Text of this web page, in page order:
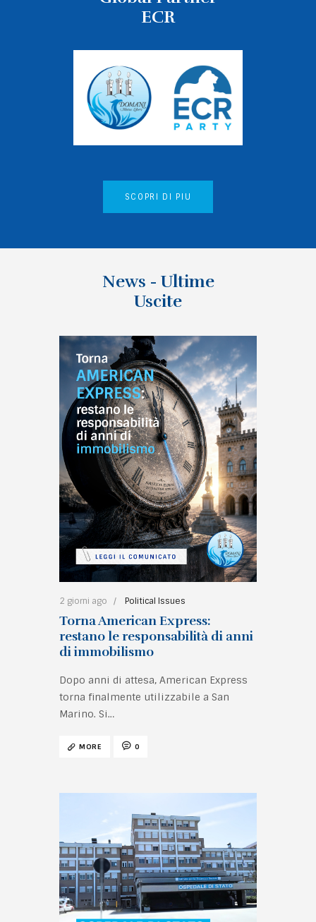
ECR
SCOPRI DI PIU
News - Ultime
Uscite
Torna American Express:
restano le responsabilità di anni
di immobilismo
2 giorni ago Political Issues
Dopo anni di attesa, American Express
torna finalmente utilizzabile a San
Marino. Si…
MORE 0